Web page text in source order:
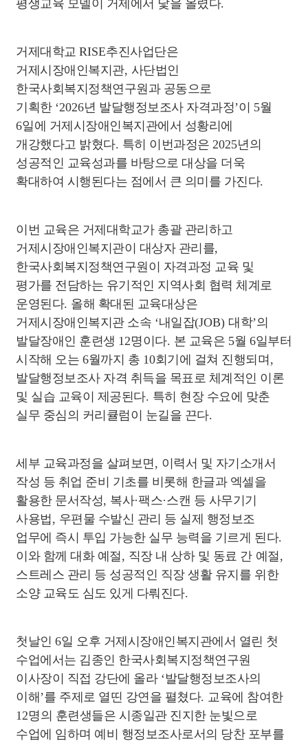
평생교육 모델이 거제에서 닻을 올렸다.
거제대학교RISE추진사업단은
거제시장애인복지관, 사단법인
한국사회복지정책연구원과 공동으로
기획한 ‘2026년 발달행정보조사 자격과정’이 5월
6일에 거제시장애인복지관에서 성황리에
개강했다고 밝혔다. 특히 이번과정은 2025년의
성공적인 교육성과를 바탕으로 대상을 더욱
확대하여 시행된다는 점에서 큰 의미를 가진다.
이번 교육은 거제대학교가 총괄 관리하고
거제시장애인복지관이 대상자 관리를,
한국사회복지정책연구원이 자격과정 교육 및
평가를 전담하는 유기적인 지역사회 협력 체계로
운영된다. 올해 확대된 교육대상은
거제시장애인복지관 소속 ‘내일잡(JOB) 대학’의
발달장애인 훈련생 12명이다. 본 교육은 5월 6일부터
시작해 오는 6월까지 총 10회기에 걸쳐 진행되며 ,
발달행정보조사 자격 취득을 목표로 체계적인 이론
및 실습 교육이 제공된다. 특히 현장 수요에 맞춘
실무 중심의 커리큘럼이 눈길을 끈다.
세부 교육과정을 살펴보면 , 이력서 및 자기소개서
작성 등 취업 준비 기초를 비롯해 한글과 엑셀을
활용한 문서작성, 복사·팩스·스캔 등 사무기기
사용법 , 우편물 수발신 관리 등 실제 행정보조
업무에 즉시 투입 가능한 실무 능력을 기르게 된다.
이와 함께 대화 예절 , 직장 내 상하 및 동료 간 예절 ,
스트레스 관리 등 성공적인 직장 생활 유지를 위한
소양 교육도 심도 있게 다뤄진다.
첫날인6일 오후 거제시장애인복지관에서 열린 첫
수업에서는 김종인 한국사회복지정책연구원
이사장이 직접 강단에 올라 ‘발달행정보조사의
이해’를 주제로 열띤 강연을 펼쳤다. 교육에 참여한
12명의 훈련생들은 시종일관 진지한 눈빛으로
수업에 임하며 예비 행정보조사로서의 당찬 포부를